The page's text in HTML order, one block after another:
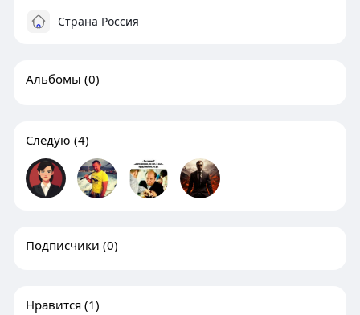
Страна Россия
Альбомы (0)
Следую (4)
Подписчики (0)
Нравится (1)